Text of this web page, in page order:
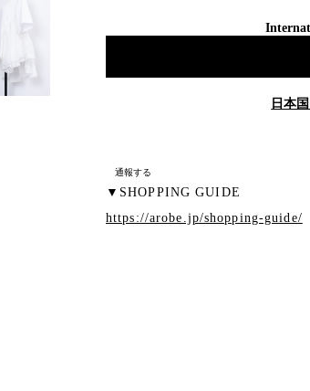
日本
通報する
▼SHOPPING GUIDE
https://arobe.jp/shopping-guide/